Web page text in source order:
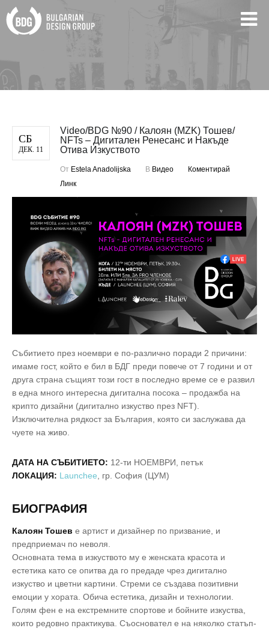
СБ
ДЕК. 11
Video/BDG №90 / Калоян (MZK) Тошев/
NFTs – Дигитален Ренесанс и Накъде
Отива Изкуството
От Estela Anadolijska В Видео
Коментирай
Линк
Събитието през ноември e по-различно поради 2 причини:
имаме гост, който е бил в БДГ преди повече от 7 години и от
друга страна същият този гост в последно време се е развил
в една много интересна дигитална посока – продажба на
крипто дизайни (дигитално изкуство през NFT).
Изключителна рядкост за България, която си заслужава да
чуете на живо.
ДАТА НА СЪБИТИЕТО: 12-ти НОЕМВРИ, петък
ЛОКАЦИЯ: Launchee, гр. София (ЦУМ)
БИОГРАФИЯ
Калоян Тошев e артист и дизайнер по призвание, и
предприемач по неволя.
Основната тема в изкуството му е женската красота и
естетика като се опитва да го предаде чрез дигитално
изкуство и цветни картини. Стреми се създава позитивни
емоции у хората. Обича естетика, дизайн и технологии.
Голям фен е на екстремните спортове и бойните изкуства,
които редовно практикува. Съосновател е на няколко статъп-